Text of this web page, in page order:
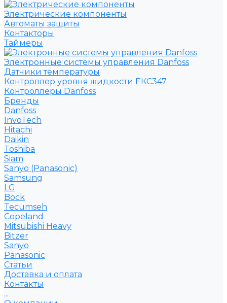
Электрические компоненты
Автоматы защиты
Контакторы
Таймеры
Электронные системы управления Danfoss
Датчики температуры
Контроллер уровня жидкости ЕКС347
Контроллеры Danfoss
Бренды
Danfoss
InvoTech
Hitachi
Daikin
Toshiba
Siam
Sanyo (Panasonic)
Samsung
LG
Bock
Tecumseh
Copeland
Mitsubishi Heavy
Bitzer
Sanyo
Рanasonic
Статьи
Доставка и оплата
Контакты
...